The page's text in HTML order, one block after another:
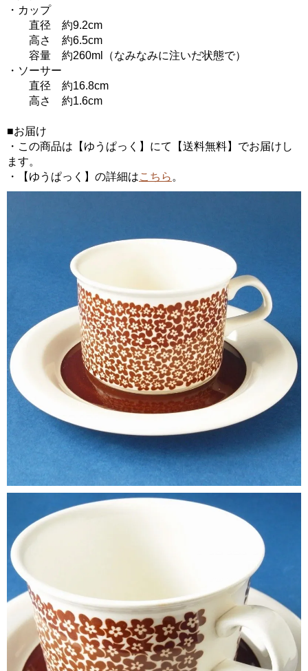
・カップ
直径 約9.2cm
高さ 約6.5cm
容量 約260ml（なみなみに注いだ状態で）
・ソーサー
直径 約16.8cm
高さ 約1.6cm
■お届け
・この商品は【ゆうぱっく】にて【送料無料】でお届けし
ます。
・【ゆうぱっく】の詳細はこちら 。